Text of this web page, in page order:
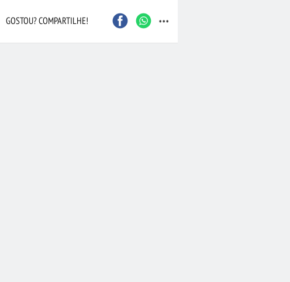
GOSTOU? COMPARTILHE! ...